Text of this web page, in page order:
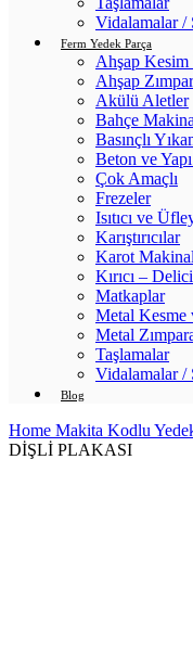
Vidalamalar /
Ferm Yedek Parça
Ahşap Kesim
Ahşap
Akülü Aletler
Bahçe
Basınçlı
Beton ve
Çok Amaçlı
Frezeler
Isıtıcı ve
Karıştırıcılar
Karot
Kırıcı –
Matkaplar
Metal Kesme
Metal
Taşlamalar
Vidalamalar /
Blog
Home Makita Kodlu
DİŞLİ PLAKASI